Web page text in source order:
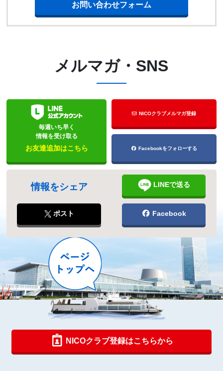
お問い合わせフォーム
メルマガ・SNS
毎週いち早く
情報を受け取る
お友達追加はこちら
NICOクラブメルマガ登録
Facebookをフォローする
情報をシェア LINEで送る
ポスト Facebook
NICOクラブ登録はこちらから